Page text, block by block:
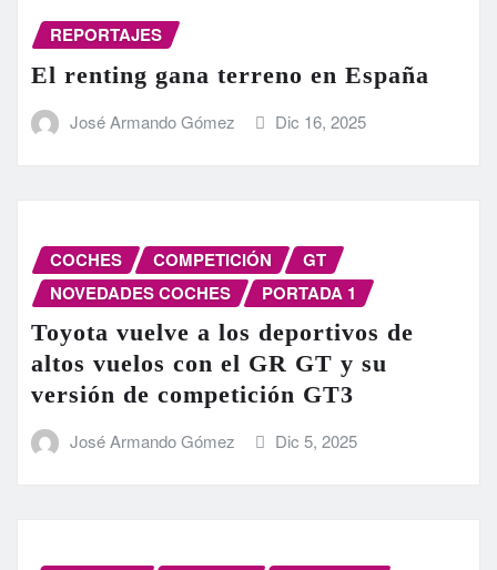
REPORTAJES
El renting gana terreno en España
José Armando Gómez Dic 16, 2025
COCHES COMPETICIÓN
GT
NOVEDADES COCHES
PORTADA 1
Toyota vuelve a los deportivos de
altos vuelos con el GR GT y su
versión de competición GT3
José Armando Gómez Dic 5, 2025